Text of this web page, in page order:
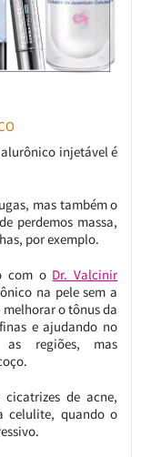
injetável é
mas também o
perdemos massa,
por exemplo.
com o Dr. Valcinir
na pele sem a
o tônus da
e ajudando no
as regiões, mas
de acne,
celulite, quando o